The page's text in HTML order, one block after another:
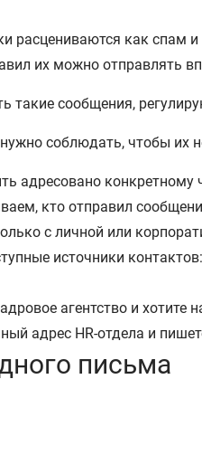
расцениваются как спам
их можно отправлять
такие сообщения,
соблюдать, чтобы их
адресовано конкретному
кто отправил
с личной или
источники
агентство и
адрес HR-отдела и
письма